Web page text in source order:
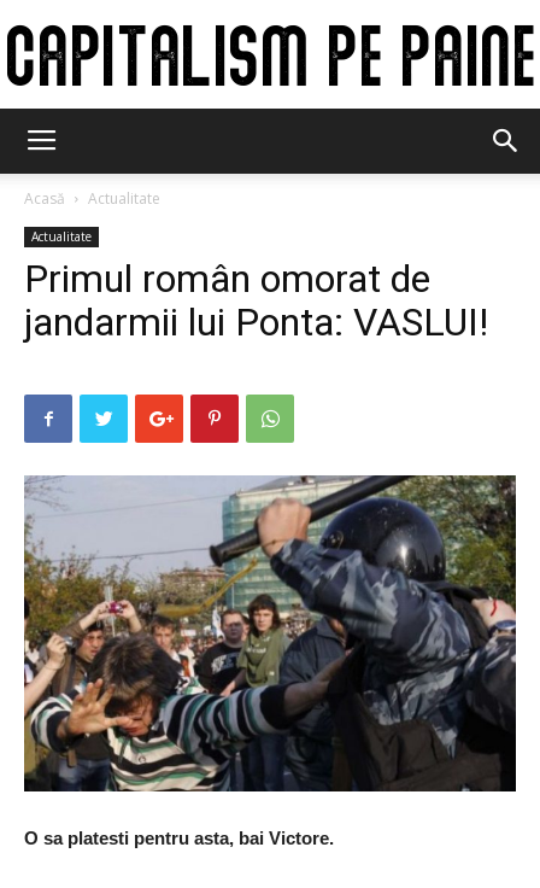
Acasă Actualitate
Actualitate
Primul român omorat de
jandarmii lui Ponta: VASLUI!
O sa platesti pentru asta, bai Victore.